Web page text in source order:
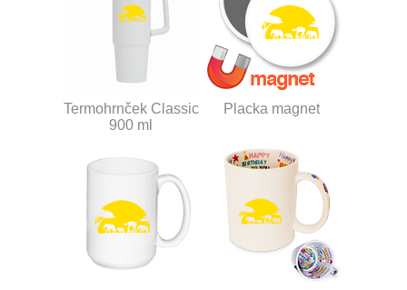
Termohrnček Classic
900 ml
Placka magnet